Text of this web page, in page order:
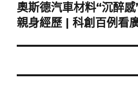
一
篇
章:
奧斯德汽車材料“沉醉
親身經歷 | 科創百例看